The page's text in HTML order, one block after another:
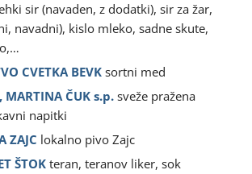
sir (navaden, z dodatki), sir za žar,
navadni), kislo mleko, sadne skute,
CVETKA BEVK sortni med
MARTINA ČUK s.p. sveže pražena
napitki
ZAJC lokalno pivo Zajc
ŠTOK teran, teranov liker, sok